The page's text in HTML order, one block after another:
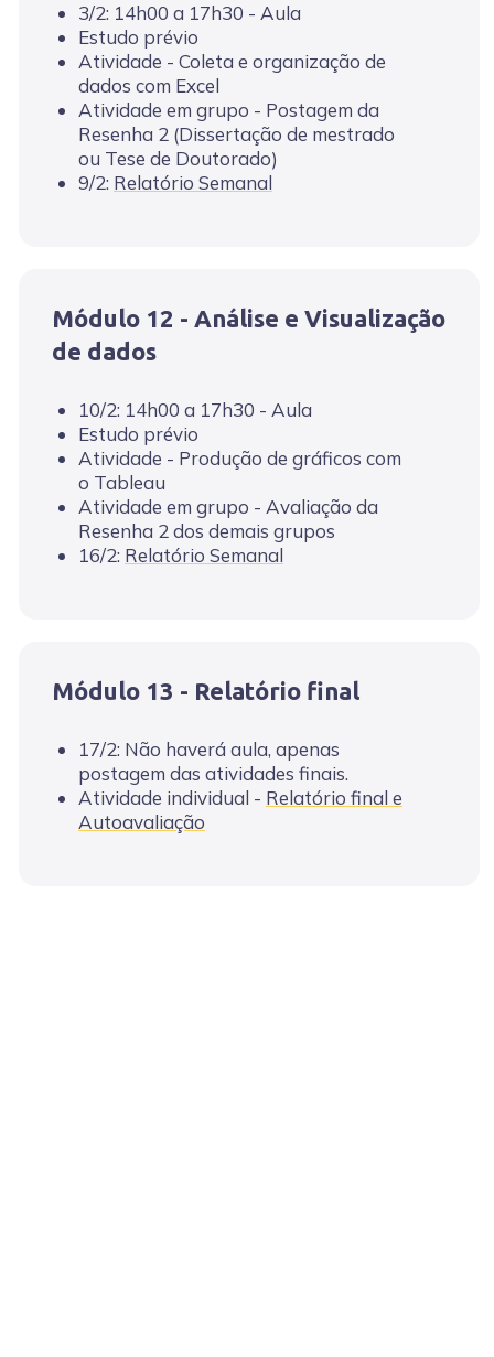
3/2: 14h00 a 17h30 - Aula
Estudo prévio
Atividade - Coleta e organização de
dados com Excel
Atividade em grupo - Postagem da
Resenha 2 (Dissertação de mestrado
ou Tese de Doutorado)
9/2: Relatório Semanal
Módulo 12 - Análise e Visualização
de dados
10/2: 14h00 a 17h30 - Aula
Estudo prévio
Atividade - Produção de gráficos com
o Tableau
Atividade em grupo - Avaliação da
Resenha 2 dos demais grupos
16/2: Relatório Semanal
Módulo 13 - Relatório final
17/2: Não haverá aula, apenas
postagem das atividades finais.
Atividade individual - Relatório final e
Autoavaliação